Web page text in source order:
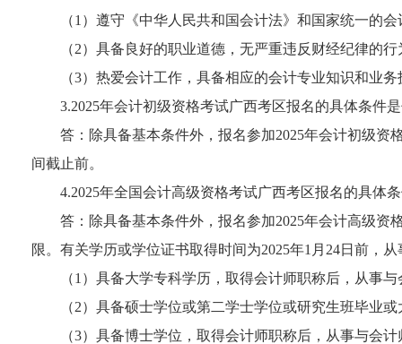
（1）遵守《中华人民共和国会计法》和国家统一的
（2）具备良好的职业道德，无严重违反财经纪律的行
（3）热爱会计工作，具备相应的会计专业知识和业务
3.2025年会计初级资格考试广西考区报名的具体条件
答：除具备基本条件外，报名参加2025年会计初级
间截止前。
4.2025年全国会计高级资格考试广西考区报名的具体
答：除具备基本条件外，报名参加2025年会计高级
限。有关学历或学位证书取得时间为2025年1月24日前，
（1）具备大学专科学历，取得会计师职称后，从事
（2）具备硕士学位或第二学士学位或研究生班毕业
（3）具备博士学位，取得会计师职称后，从事与会